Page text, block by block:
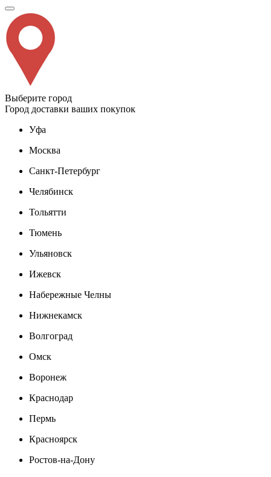
Выберите город
Город доставки ваших покупок
Уфа
Москва
Санкт-Петербург
Челябинск
Тольятти
Тюмень
Ульяновск
Ижевск
Набережные Челны
Нижнекамск
Волгоград
Омск
Воронеж
Краснодар
Пермь
Красноярск
Ростов-на-Дону